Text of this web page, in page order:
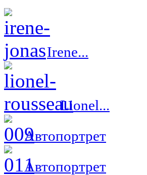
Irene...
Lionel...
Автопортрет
Автопортрет